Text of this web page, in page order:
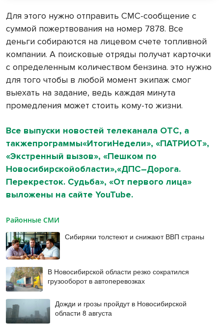
Для этого нужно отправить СМС-сообщение с
суммой пожертвования на номер 7878. Все
деньги собираются на лицевом счете топливной
компании. А поисковые отряды получат карточки
с определенным количеством бензина. это нужно
для того чтобы в любой момент экипаж смог
выехать на задание, ведь каждая минута
промедления может стоить кому-то жизни.
Все выпуски новостей телеканала ОТС, а
такжепрограммы«ИтогиНедели», «ПАТРИОТ»,
«Экстренный вызов», «Пешком по
Новосибирскойобласти»,«ДПС–Дорога.
Перекресток. Судьба», «От первого лица»
выложены на сайте YouTube.
Районные СМИ
Сибиряки толстеют и снижают ВВП страны
В Новосибирской области резко сократился
грузооборот в автоперевозках
Дожди и грозы пройдут в Новосибирской
области 8 августа